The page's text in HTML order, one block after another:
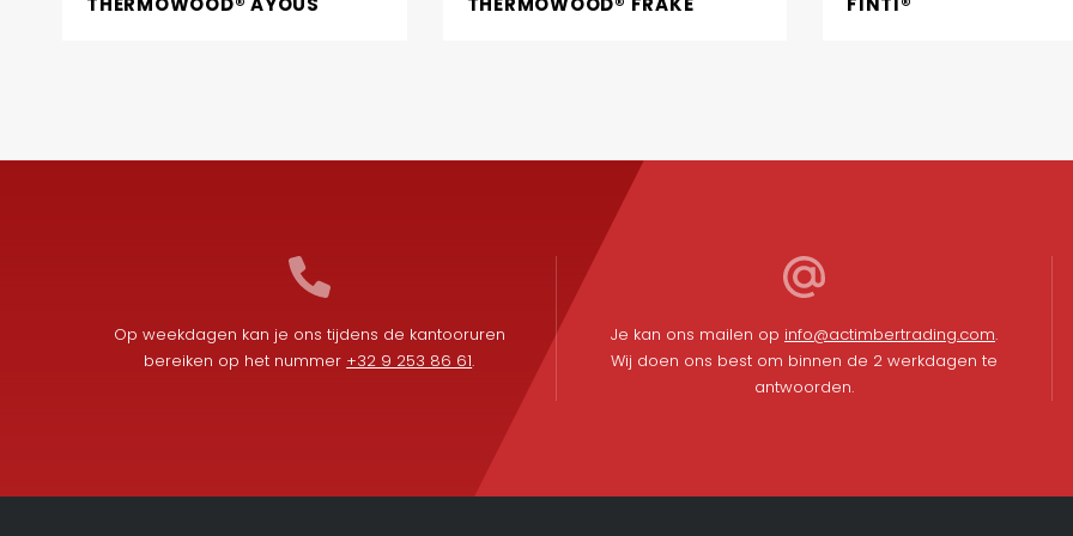
Op weekdagen kan je ons tijdens de kantooruren
bereiken op het nummer +32 9 253 86 61.
Je kan ons mailen op info@actimbertrading.com.
Wij doen ons best om binnen de 2 werkdagen te
antwoorden.